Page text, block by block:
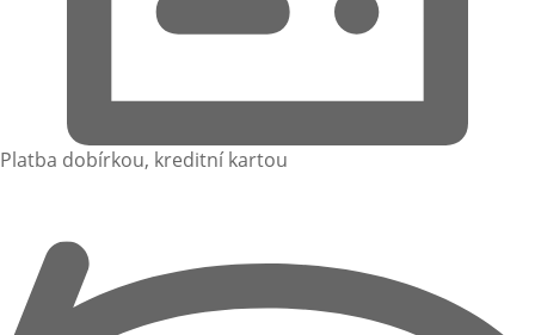
Platba dobírkou, kreditní kartou